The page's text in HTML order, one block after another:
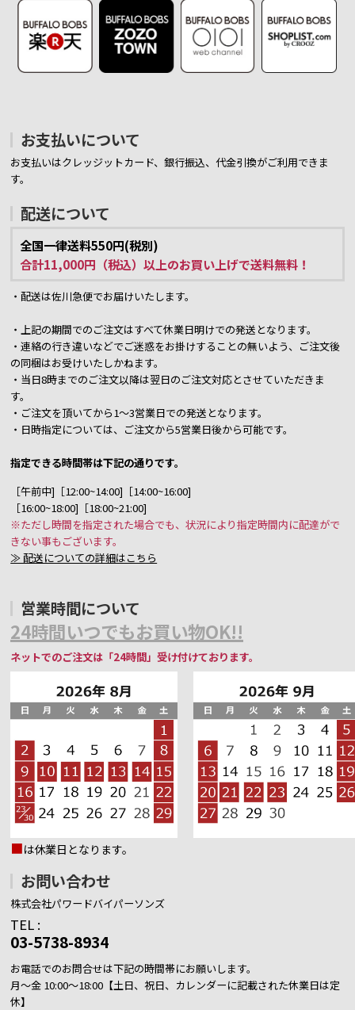
お支払いについて
お支払いはクレッジットカード、銀行振込、代金引換がご利用できま
す。
配送について
全国一律送料550円(税別)
合計11,000円（税込）以上のお買い上げで送料無料！
・配送は佐川急便でお届けいたします。
・上記の期間でのご注文はすべて休業日明けでの発送となります。
・連絡の行き違いなどでご迷惑をお掛けすることの無いよう、ご注文後
の同梱はお受けいたしかねます。
・当日8時までのご注文以降は翌日のご注文対応とさせていただきま
す。
・ご注文を頂いてから1～3営業日での発送となります。
・日時指定については、ご注文から5営業日後から可能です。
指定できる時間帯は下記の通りです。
［午前中]［12:00~14:00]［14:00~16:00]
［16:00~18:00]［18:00~21:00]
※ただし時間を指定された場合でも、状況により指定時間内に配達がで
きない事もございます。
≫ 配送についての詳細はこちら
営業時間について
24時間いつでもお買い物OK!!
ネットでのご注文は「24時間」受け付けております。
■は休業日となります。
お問い合わせ
株式会社パワードバイパーソンズ
TEL :
03-5738-8934
お電話でのお問合せは下記の時間帯にお願いします。
月～金 10:00～18:00【土日、祝日、カレンダーに記載された休業日は定
休】